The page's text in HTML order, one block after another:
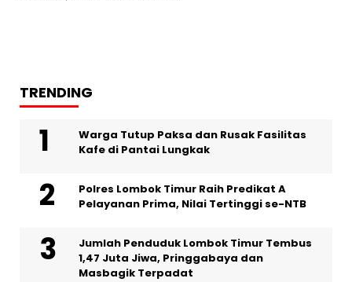
TRENDING
Warga Tutup Paksa dan Rusak Fasilitas
Kafe di Pantai Lungkak
Polres Lombok Timur Raih Predikat A
Pelayanan Prima, Nilai Tertinggi se-NTB
Jumlah Penduduk Lombok Timur Tembus
1,47 Juta Jiwa, Pringgabaya dan
Masbagik Terpadat